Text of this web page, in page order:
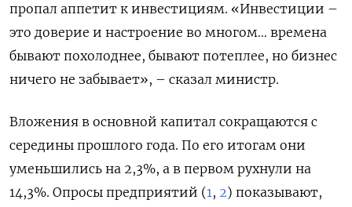
пропал аппетит к инвестициям. «Инвестиции –
это доверие и настроение во многом… времена
бывают похолоднее, бывают потеплее, но бизнес
ничего не забывает», – сказал министр.
Вложения в основной капитал сокращаются с
середины прошлого года. По его итогам они
уменьшились на 2,3%, а в первом рухнули на
14,3%. Опросы предприятий (1, 2) показывают,